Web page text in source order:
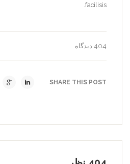
facilisis.
404 دیدگاه
SHARE THIS POST